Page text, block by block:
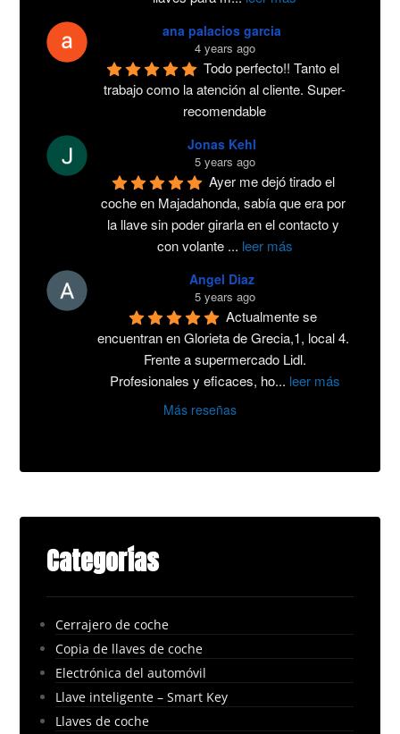
ana palacios garcia
4 years ago
Todo perfecto!! Tanto el
trabajo como la atención al cliente. Super-
recomendable
Jonas Kehl
5 years ago
Ayer me dejó tirado el
coche en Majadahonda, sabía que era por
la llave sin poder girarla en el contacto y
con volante ... leer más
Angel Diaz
5 years ago
Actualmente se
encuentran en Glorieta de Grecia,1, local 4.
Frente a supermercado Lidl.
Profesionales y eficaces, ho... leer más
Más reseñas
Categorías
Cerrajero de coche
Copia de llaves de coche
Electrónica del automóvil
Llave inteligente – Smart Key
Llaves de coche